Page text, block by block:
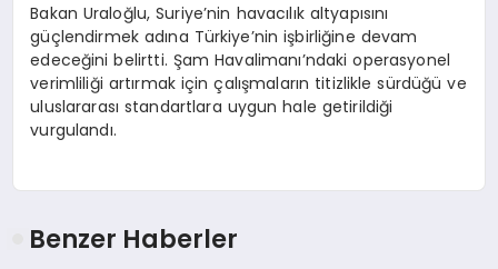
Bakan Uraloğlu, Suriye’nin havacılık altyapısını
güçlendirmek adına Türkiye’nin işbirliğine devam
edeceğini belirtti. Şam Havalimanı’ndaki operasyonel
verimliliği artırmak için çalışmaların titizlikle sürdüğü ve
uluslararası standartlara uygun hale getirildiği
vurgulandı.
Benzer Haberler